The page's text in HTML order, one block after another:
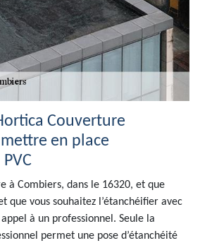
Couverture
en place
à Combiers, dans le 16320, et que
que vous souhaitez l’étanchéifier avec
à un professionnel. Seule la
permet une pose d’étanchéité